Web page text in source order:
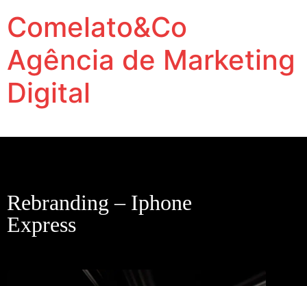
Comelato&Co
Agência de Marketing
Digital
Rebranding – Iphone
Express